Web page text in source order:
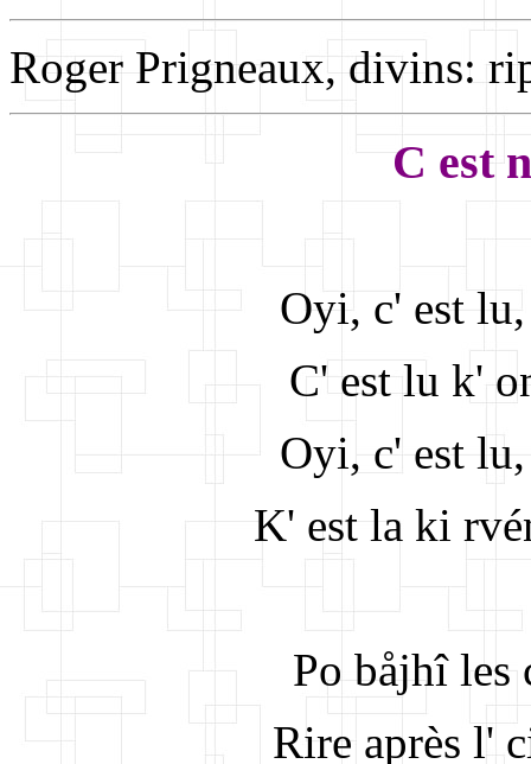
Roger Prigneaux, divins:
C est
Oyi, c' est lu,
C' est lu k'
Oyi, c' est lu,
K' est la ki
Po båjhî les
Rire après l'